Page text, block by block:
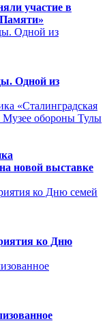
участие в
Памяти»
Одной из
новой выставке
ко Дню